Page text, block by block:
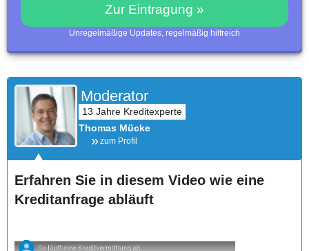
Zur Eintragung »
Unregelmäßige Updates, regelmäßig hilfreich
Moderator
Thomas Mücke
zum Profil
Erfahren Sie in diesem Video wie eine
Kreditanfrage abläuft